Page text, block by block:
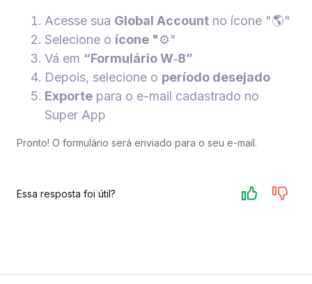
Acesse sua Global Account no ícone "🌎"
Selecione o ícone "⚙️"
Vá em “Formulário W‑8”
Depois, selecione o período desejado
Exporte para o e-mail cadastrado no
Super App
Pronto! O formulário será enviado para o seu e-mail.
Essa resposta foi útil?